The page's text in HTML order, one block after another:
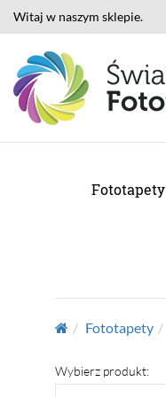
Witaj w naszym sklepie.
Fototapety
Fototapety
Wybierz produkt: